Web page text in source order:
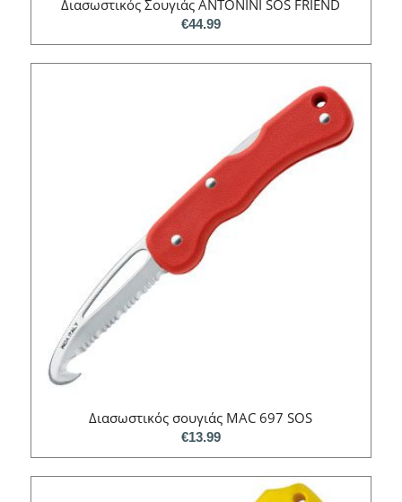
Διασωστικός Σουγιάς ANTONINI SOS FRIEND
€44.99
Διασωστικός σουγιάς MAC 697 SOS
€13.99